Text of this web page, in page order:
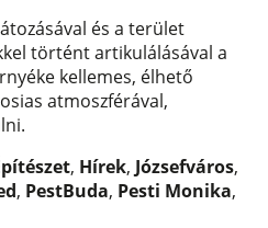
és a terület
történt artikulálásával a
kellemes, élhető
atmoszférával,
, Hírek, Józsefváros,
, PestBuda, Pesti Monika,